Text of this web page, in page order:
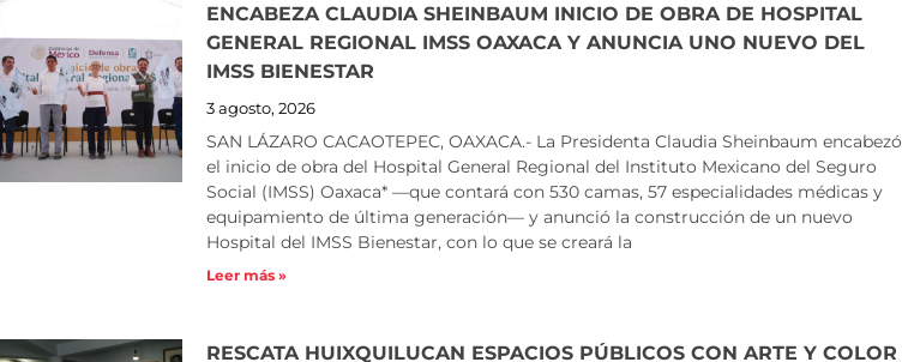
ENCABEZA CLAUDIA SHEINBAUM INICIO DE OBRA DE HOSPITAL
GENERAL REGIONAL IMSS OAXACA Y ANUNCIA UNO NUEVO DEL
IMSS BIENESTAR
3 agosto, 2026
SAN LÁZARO CACAOTEPEC, OAXACA.- La Presidenta Claudia Sheinbaum encabezó
el inicio de obra del Hospital General Regional del Instituto Mexicano del Seguro
Social (IMSS) Oaxaca* —que contará con 530 camas, 57 especialidades médicas y
equipamiento de última generación— y anunció la construcción de un nuevo
Hospital del IMSS Bienestar, con lo que se creará la
Leer más »
RESCATA HUIXQUILUCAN ESPACIOS PÚBLICOS CON ARTE Y COLOR